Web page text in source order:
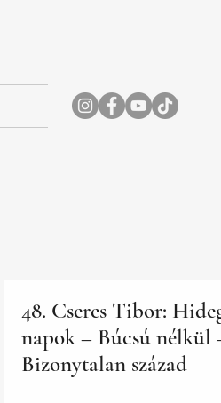
48. Cseres Tibor:
napok – Búcsú nélkül
Bizonytalan század